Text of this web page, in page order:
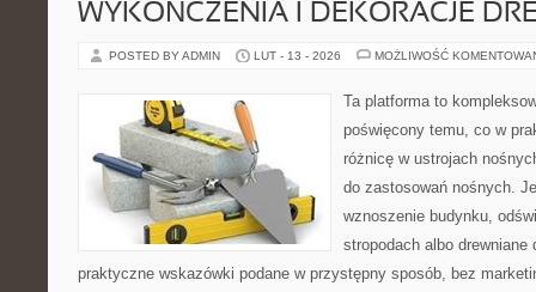
WYKOŃCZENIA I DEKORACJE
POSTED BY ADMIN LUT - 13 - 2026 MOŻLIWOŚĆ
Ta platforma to
poświęcony temu, co w
różnicę w ustrojach
do zastosowań nośnych.
wznoszenie budynku,
stropodach albo
praktyczne wskazówki podane w przystępny sposób, bez